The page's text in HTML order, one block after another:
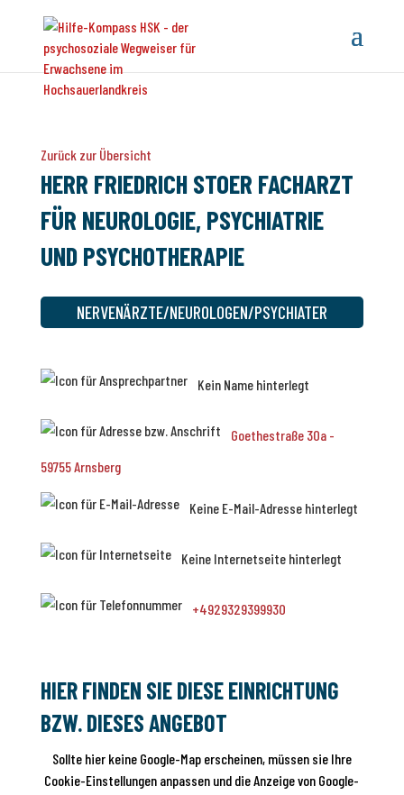
Zurück zur Übersicht
HERR FRIEDRICH STOER FACHARZT
FÜR NEUROLOGIE, PSYCHIATRIE
UND PSYCHOTHERAPIE
NERVENÄRZTE/NEUROLOGEN/PSYCHIATER
Kein Name hinterlegt
Goethestraße 30a -
59755 Arnsberg
Keine E-Mail-Adresse hinterlegt
Keine Internetseite hinterlegt
+4929329399930
HIER FINDEN SIE DIESE EINRICHTUNG
BZW. DIESES ANGEBOT
Sollte hier keine Google-Map erscheinen, müssen sie Ihre
Cookie-Einstellungen anpassen und die Anzeige von Google-